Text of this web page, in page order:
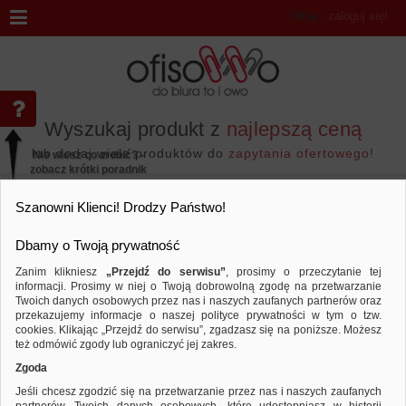
Wyszukaj produkt z najlepszą ceną
lub dodaj wiele produktów do zapytania ofertowego!
Witaj ,
Marka SLICE
Porównaj Sortuj według
Nie wiesz co zrobić? -
zobacz krótki poradnik
Szanowni Klienci! Drodzy Państwo!
Dbamy o Twoją prywatność
Zanim klikniesz „Przejdź do serwisu”, prosimy o przeczytanie tej
informacji. Prosimy w niej o Twoją dobrowolną zgodę na przetwarzanie
Twoich danych osobowych przez nas i naszych zaufanych partnerów oraz
przekazujemy informacje o naszej polityce prywatności w tym o tzw.
cookies. Klikając „Przejdź do serwisu”, zgadzasz się na poniższe. Możesz
też odmówić zgody lub ograniczyć jej zakres.
Zgoda
Jeśli chcesz zgodzić się na przetwarzanie przez nas i naszych zaufanych